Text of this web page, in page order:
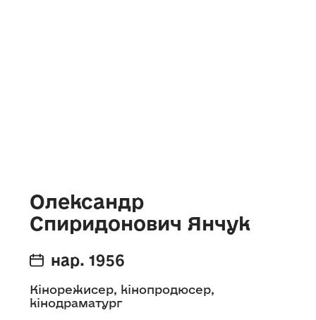
Олександр
Спиридонович Янчук
нар. 1956
Кінорежисер, кінопродюсер,
кінодраматург